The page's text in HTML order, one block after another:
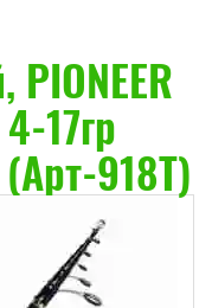
17гр
918T)